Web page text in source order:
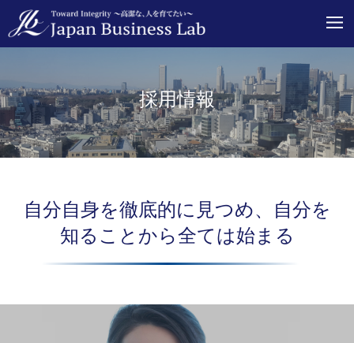
採用情報
自分自身を徹底的に見つめ、自分を
知ることから全ては始まる